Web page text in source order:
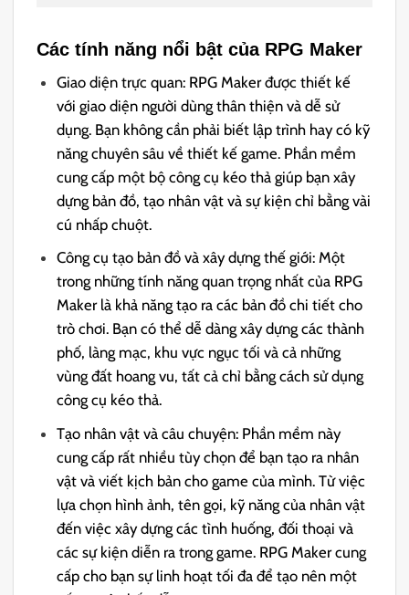
Các tính năng nổi bật của RPG Maker
Giao diện trực quan: RPG Maker được thiết kế
với giao diện người dùng thân thiện và dễ sử
dụng. Bạn không cần phải biết lập trình hay có kỹ
năng chuyên sâu về thiết kế game. Phần mềm
cung cấp một bộ công cụ kéo thả giúp bạn xây
dựng bản đồ, tạo nhân vật và sự kiện chỉ bằng vài
cú nhấp chuột.
Công cụ tạo bản đồ và xây dựng thế giới: Một
trong những tính năng quan trọng nhất của RPG
Maker là khả năng tạo ra các bản đồ chi tiết cho
trò chơi. Bạn có thể dễ dàng xây dựng các thành
phố, làng mạc, khu vực ngục tối và cả những
vùng đất hoang vu, tất cả chỉ bằng cách sử dụng
công cụ kéo thả.
Tạo nhân vật và câu chuyện: Phần mềm này
cung cấp rất nhiều tùy chọn để bạn tạo ra nhân
vật và viết kịch bản cho game của mình. Từ việc
lựa chọn hình ảnh, tên gọi, kỹ năng của nhân vật
đến việc xây dựng các tình huống, đối thoại và
các sự kiện diễn ra trong game. RPG Maker cung
cấp cho bạn sự linh hoạt tối đa để tạo nên một